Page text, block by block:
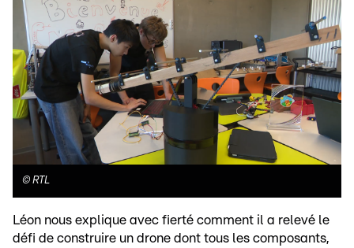
© RTL
Léon nous explique avec fierté comment il a relevé le
défi de construire un drone dont tous les composants,